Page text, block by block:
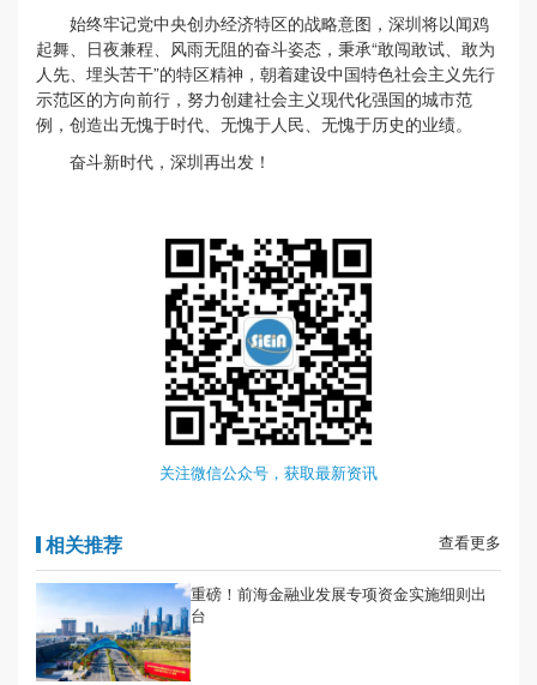
始终牢记党中央创办经济特区的战略意图，深圳将以闻鸡
起舞、日夜兼程、风雨无阻的奋斗姿态，秉承“敢闯敢试、敢为
人先、埋头苦干”的特区精神，朝着建设中国特色社会主义先行
示范区的方向前行，努力创建社会主义现代化强国的城市范
例，创造出无愧于时代、无愧于人民、无愧于历史的业绩。
奋斗新时代，深圳再出发！
关注微信公众号，获取最新资讯
相关推荐 查看更多
重磅！前海金融业发展专项资金实施细则出
台